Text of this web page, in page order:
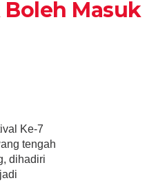
Masuk
Ke-7
tengah
dihadiri